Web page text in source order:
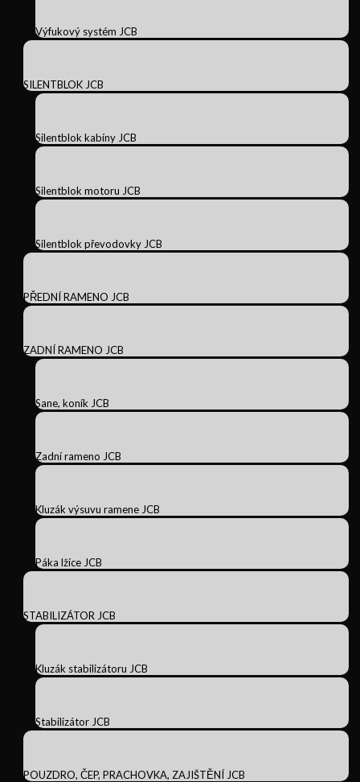
Výfukový systém JCB
SILENTBLOK JCB
Silentblok kabíny JCB
Silentblok motoru JCB
Silentblok převodovky JCB
PŘEDNÍ RAMENO JCB
ZADNÍ RAMENO JCB
Sane, koník JCB
Zadní rameno JCB
Kluzák výsuvu ramene JCB
Páka lžíce JCB
STABILIZÁTOR JCB
Kluzák stabilizátoru JCB
Stabilizátor JCB
POUZDRO, ČEP, PRACHOVKA, ZAJIŠTĚNÍ JCB